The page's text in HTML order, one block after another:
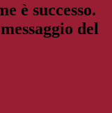
è successo.
del